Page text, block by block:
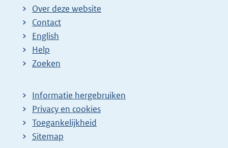
Over deze website
Contact
English
Help
Zoeken
Informatie hergebruiken
Privacy en cookies
Toegankelijkheid
Sitemap